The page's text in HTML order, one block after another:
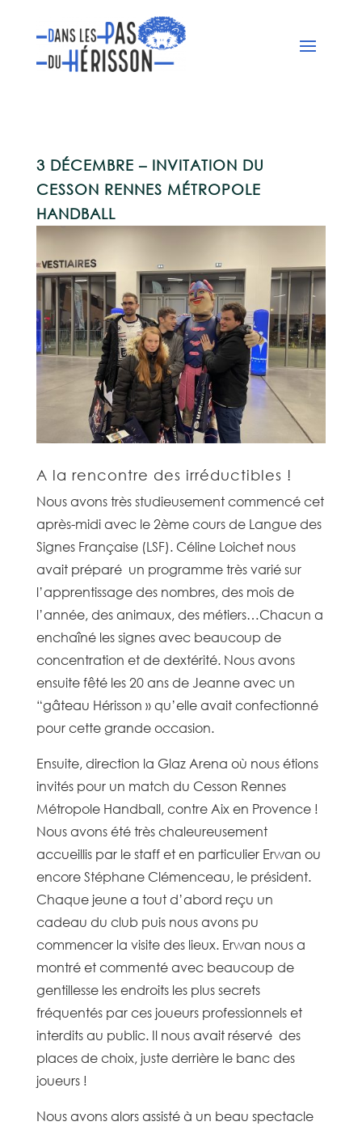
3 DÉCEMBRE – INVITATION DU
CESSON RENNES MÉTROPOLE
HANDBALL
A la rencontre des irréductibles !
Nous avons très studieusement commencé cet
après-midi avec le 2ème cours de Langue des
Signes Française (LSF). Céline Loichet nous
avait préparé un programme très varié sur
l’apprentissage des nombres, des mois de
l’année, des animaux, des métiers…Chacun a
enchaîné les signes avec beaucoup de
concentration et de dextérité. Nous avons
ensuite fêté les 20 ans de Jeanne avec un
“gâteau Hérisson » qu’elle avait confectionné
pour cette grande occasion.
Ensuite, direction la Glaz Arena où nous étions
invités pour un match du Cesson Rennes
Métropole Handball, contre Aix en Provence !
Nous avons été très chaleureusement
accueillis par le staff et en particulier Erwan ou
encore Stéphane Clémenceau, le président.
Chaque jeune a tout d’abord reçu un
cadeau du club puis nous avons pu
commencer la visite des lieux. Erwan nous a
montré et commenté avec beaucoup de
gentillesse les endroits les plus secrets
fréquentés par ces joueurs professionnels et
interdits au public. Il nous avait réservé des
places de choix, juste derrière le banc des
joueurs !
Nous avons alors assisté à un beau spectacle